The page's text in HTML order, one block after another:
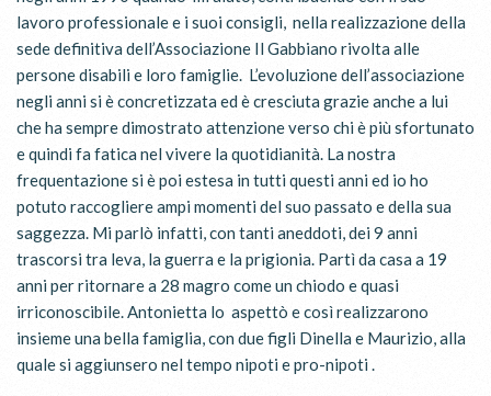
lavoro professionale e i suoi consigli, nella realizzazione della
sede definitiva dell’Associazione Il Gabbiano rivolta alle
persone disabili e loro famiglie. L’evoluzione dell’associazione
negli anni si è concretizzata ed è cresciuta grazie anche a lui
che ha sempre dimostrato attenzione verso chi è più sfortunato
e quindi fa fatica nel vivere la quotidianità. La nostra
frequentazione si è poi estesa in tutti questi anni ed io ho
potuto raccogliere ampi momenti del suo passato e della sua
saggezza. Mi parlò infatti, con tanti aneddoti, dei 9 anni
trascorsi tra leva, la guerra e la prigionia. Partì da casa a 19
anni per ritornare a 28 magro come un chiodo e quasi
irriconoscibile. Antonietta lo aspettò e così realizzarono
insieme una bella famiglia, con due figli Dinella e Maurizio, alla
quale si aggiunsero nel tempo nipoti e pro-nipoti .